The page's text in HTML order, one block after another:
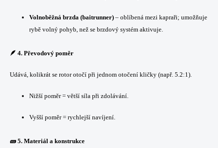
Volnoběžná brzda (baitrunner) – oblíbená mezi kapraři; umožňuje
rybě volný pohyb, než se brzdový systém aktivuje.
🪶 4. Převodový poměr
Udává, kolikrát se rotor otočí při jednom otočení kličky (např. 5.2:1).
Nižší poměr = větší síla při zdolávání.
Vyšší poměr = rychlejší navíjení.
🧱 5. Materiál a konstrukce